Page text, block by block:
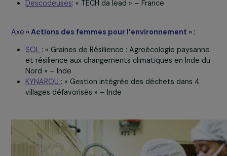
Re-Belle: « Re-Belle vers un changement d’échelle
Konexio : « Digital Women Rising » – Kenya
professionnelle des femmes de Bukavu via un cycle
formations et la structuration en collectif » –
République Démocratique du Congo
Agronomes et Vétérinaires Sans Frontières (AVSF)
Axe « Actions des femmes pour l’environnement » :